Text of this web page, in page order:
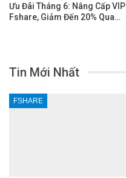
Ưu Đãi Tháng 6: Nâng Cấp VIP
Fshare, Giảm Đến 20% Qua…
Tin Mới Nhất
FSHARE